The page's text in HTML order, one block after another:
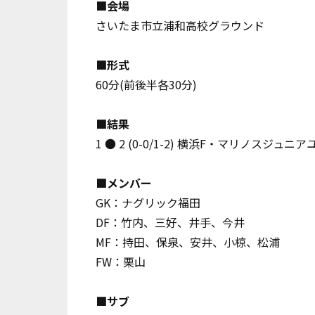
■会場
さいたま市立浦和高校グラウンド
■形式
60分(前後半各30分)
■結果
1 ● 2 (0-0/1-2) 横浜F・マリノスジュニア
■メンバー
GK：ナグリック福田
DF：竹内、三好、井手、今井
MF：持田、保泉、安井、小椋、松浦
FW：栗山
■サブ